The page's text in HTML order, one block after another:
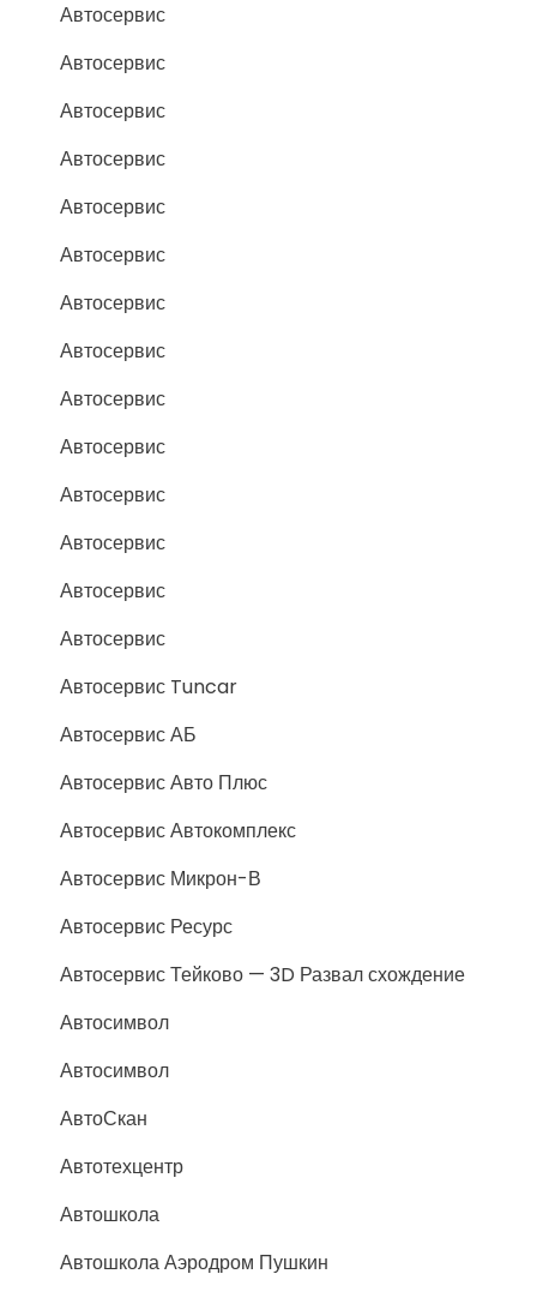
Автосервис
Автосервис
Автосервис
Автосервис
Автосервис
Автосервис
Автосервис
Автосервис
Автосервис
Автосервис
Автосервис
Автосервис
Автосервис
Автосервис
Автосервис Tuncar
Автосервис АБ
Автосервис Авто Плюс
Автосервис Автокомплекс
Автосервис Микрон-В
Автосервис Ресурс
Автосервис Тейково — 3D Развал схождение
Автосимвол
Автосимвол
АвтоСкан
Автотехцентр
Автошкола
Автошкола Аэродром Пушкин